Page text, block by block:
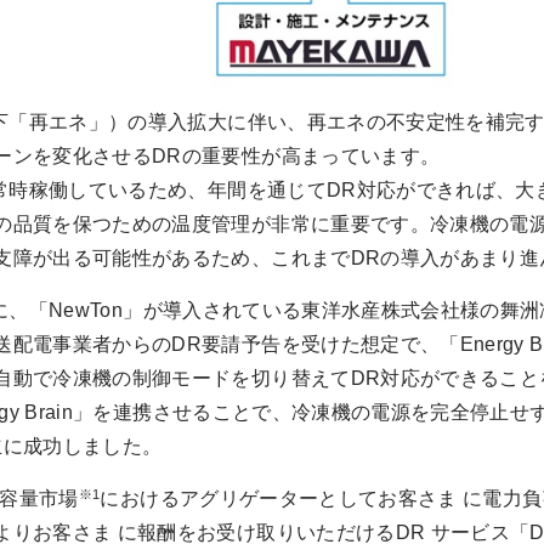
再エネ」）の導入拡大に伴い、再エネの不安定性を補完
を変化させるDRの重要性が高まっています。
稼働しているため、年間を通じてDR対応ができれば、大
品質を保つための温度管理が非常に重要です。冷凍機の電
障が出る可能性があるため、これまでDRの導入があまり
「NewTon」が導入されている東洋水産株式会社様の舞
配電事業者からのDR要請予告を受けた想定で、「Energy
動で冷凍機の制御モードを切り替えてDR対応ができるこ
Brain」を連携させることで、冷凍機の電源を完全停止せ
成功しました。
量市場※1 におけるアグリゲーターとしてお客さま に電力
りお客さま に報酬をお受け取りいただけるDR サービス「